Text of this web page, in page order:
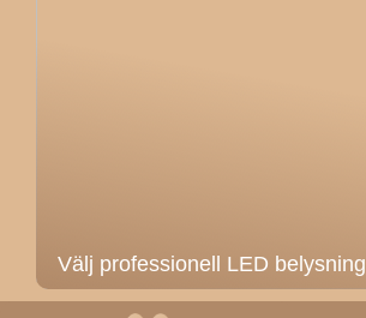
Välj professionell LED belysning